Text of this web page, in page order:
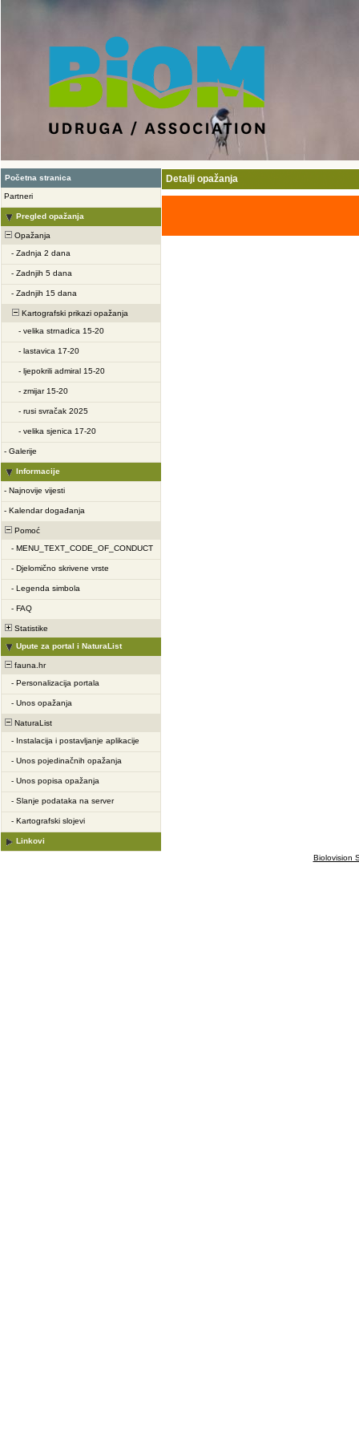
Početna stranica
Partneri
Pregled opažanja
Opažanja
- Zadnja 2 dana
- Zadnjih 5 dana
- Zadnjih 15 dana
Kartografski prikazi opažanja
- velika strnadica 15-20
- lastavica 17-20
- ljepokrili admiral 15-20
- zmijar 15-20
- rusi svračak 2025
- velika sjenica 17-20
- Galerije
Informacije
- Najnovije vijesti
- Kalendar događanja
Pomoć
- MENU_TEXT_CODE_OF_CONDUCT
- Djelomično skrivene vrste
- Legenda simbola
- FAQ
Statistike
Upute za portal i NaturaList
fauna.hr
- Personalizacija portala
- Unos opažanja
NaturaList
- Instalacija i postavljanje aplikacije
- Unos pojedinačnih opažanja
- Unos popisa opažanja
- Slanje podataka na server
- Kartografski slojevi
Linkovi
Detalji opažanja
Biolovision